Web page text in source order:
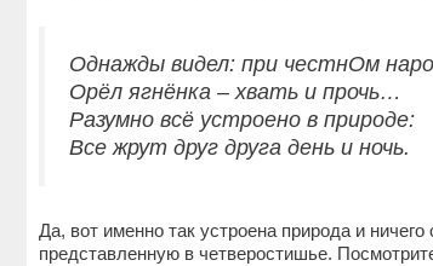
Однажды видел: при честнОм
Орёл ягнёнка – хвать и прочь…
Разумно всё устроено в природе:
Все жрут друг друга день и ночь.
Да, вот именно так устроена природа и
представленную в четверостишье.